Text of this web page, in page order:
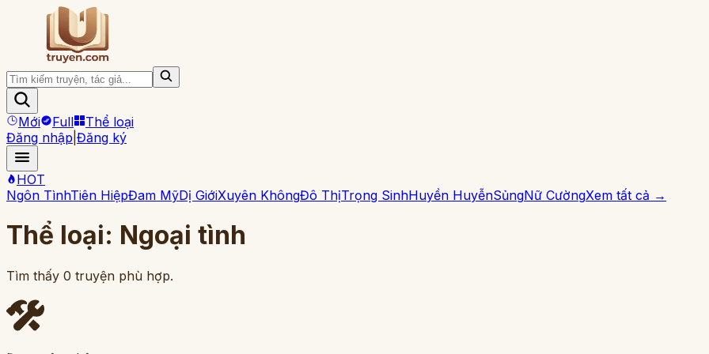
Mới Full
Thể loại
Đăng nhập Đăng ký
HOT
Ngôn TìnhTiên HiệpĐam MỹDị GiớiXuyên KhôngĐô ThịTrọng SinhHuyền HuyễnSủngNữ CườngXem tất cả →
Thể loại: Ngoại tình
Tìm thấy 0 truyện phù hợp.